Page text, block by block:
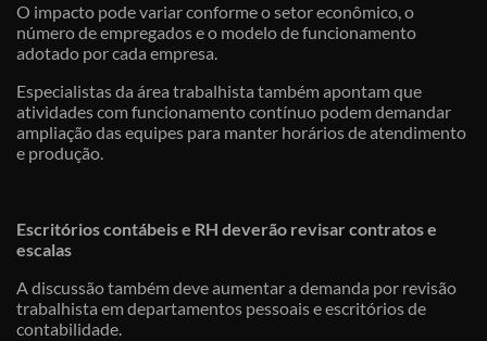
O impacto pode variar conforme o setor econômico, o
número de empregados e o modelo de funcionamento
adotado por cada empresa.
Especialistas da área trabalhista também apontam que
atividades com funcionamento contínuo podem demandar
ampliação das equipes para manter horários de atendimento
e produção.
Escritórios contábeis e RH deverão revisar contratos e
escalas
A discussão também deve aumentar a demanda por revisão
trabalhista em departamentos pessoais e escritórios de
contabilidade.